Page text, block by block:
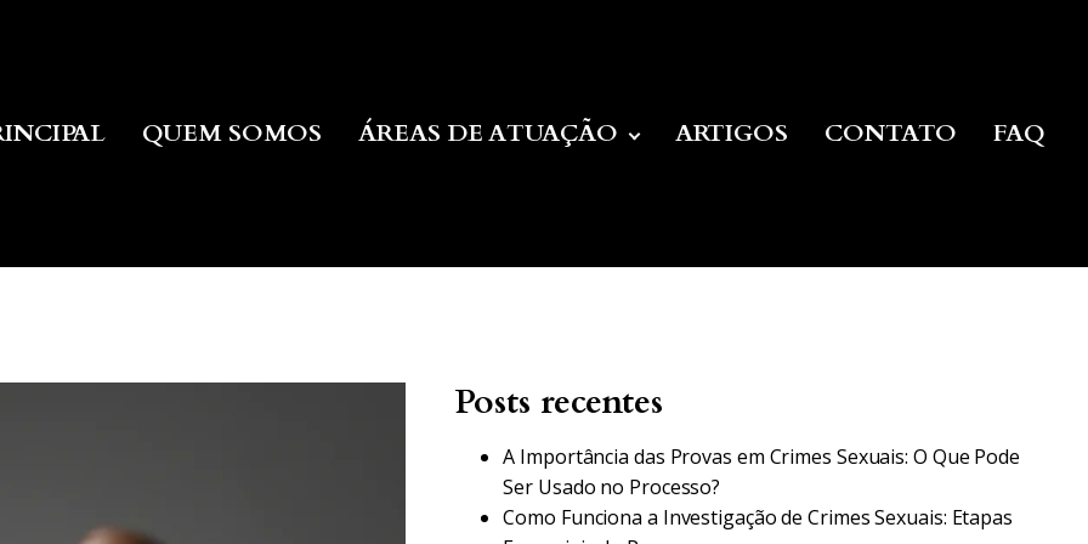
QUEM SOMOS ÁREAS DE ATUAÇÃO ARTIGOS CONTATO FAQ
Posts recentes
A Importância das Provas em Crimes Sexuais: O Que Pode
Ser Usado no Processo?
Como Funciona a Investigação de Crimes Sexuais: Etapas